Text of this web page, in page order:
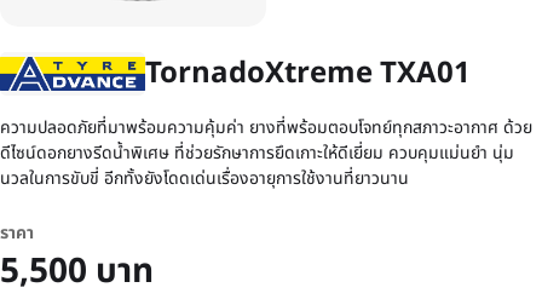
TornadoXtreme TXA01
ความปลอดภัยที่มาพร้อมความคุ้มค่า ยางที่พร้อมตอบโจทย์ทุกสภาวะอากาศ ด้วย
ดีไซน์ดอกยางรีดน้ำพิเศษ ที่ช่วยรักษาการยึดเกาะให้ดีเยี่ยม ควบคุมแม่นยำ นุ่ม
นวลในการขับขี่ อีกทั้งยังโดดเด่นเรื่องอายุการใช้งานที่ยาวนาน
ราคา
5,500 บาท